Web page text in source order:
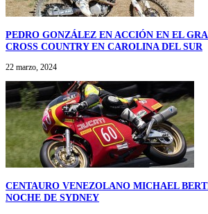
PEDRO GONZÁLEZ EN ACCIÓN EN EL
CROSS COUNTRY EN CAROLINA DEL SUR
22 marzo, 2024
CENTAURO VENEZOLANO MICHAEL
NOCHE DE SYDNEY